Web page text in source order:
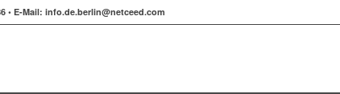
•E-Mail: info.de.berlin@netceed.com